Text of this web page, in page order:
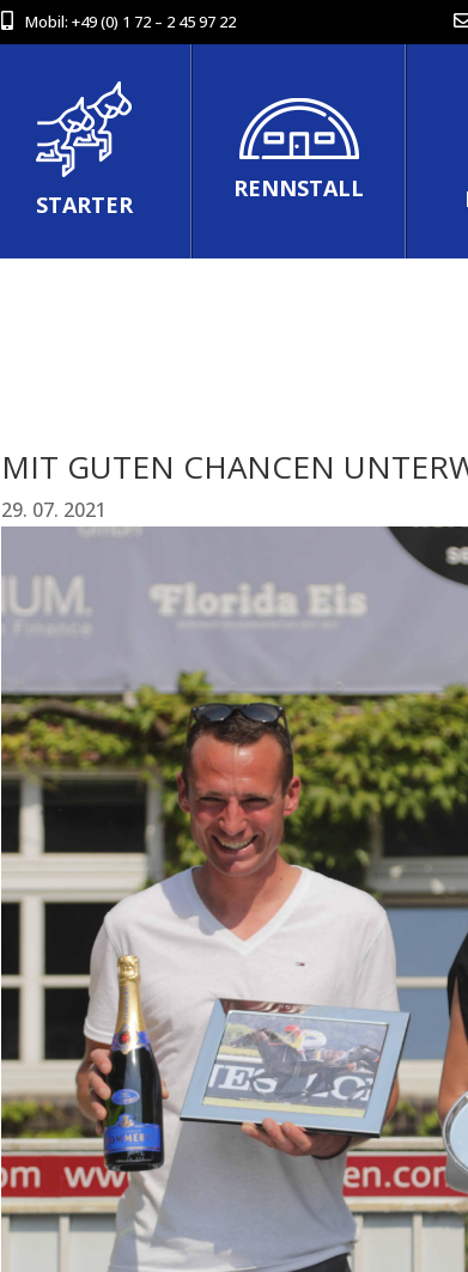
Mobil: +49 (0) 1 72 – 2 45 97 22
STARTER
RENNSTALL
MIT GUTEN CHANCEN
29. 07. 2021